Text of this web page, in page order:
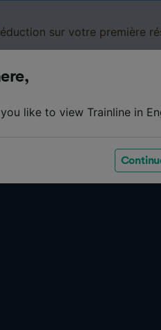
sur votre première
like to view Trainline in